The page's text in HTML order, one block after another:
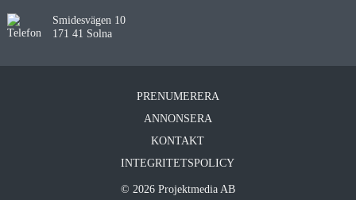
Smidesvägen 10
171 41 Solna
PRENUMERERA
ANNONSERA
KONTAKT
INTEGRITETSPOLICY
© 2026 Projektmedia AB